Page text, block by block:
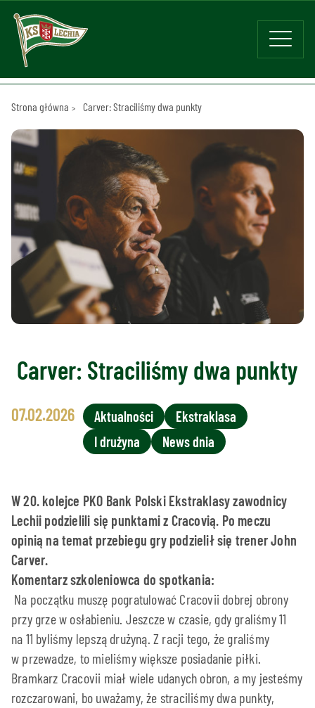
Strona główna Carver: Straciliśmy dwa punkty
Carver: Straciliśmy dwa punkty
07.02.2026 Aktualności
Ekstraklasa
I drużyna
News dnia
W 20. kolejce PKO Bank Polski Ekstraklasy zawodnicy
Lechii podzielili się punktami z Cracovią. Po meczu
opinią na temat przebiegu gry podzielił się trener John
Carver.
Komentarz szkoleniowca do spotkania:
Na początku muszę pogratulować Cracovii dobrej obrony
przy grze w osłabieniu. Jeszcze w czasie, gdy graliśmy 11
na 11 byliśmy lepszą drużyną. Z racji tego, że graliśmy
w przewadze, to mieliśmy większe posiadanie piłki.
Bramkarz Cracovii miał wiele udanych obron, a my jesteśmy
rozczarowani, bo uważamy, że straciliśmy dwa punkty,